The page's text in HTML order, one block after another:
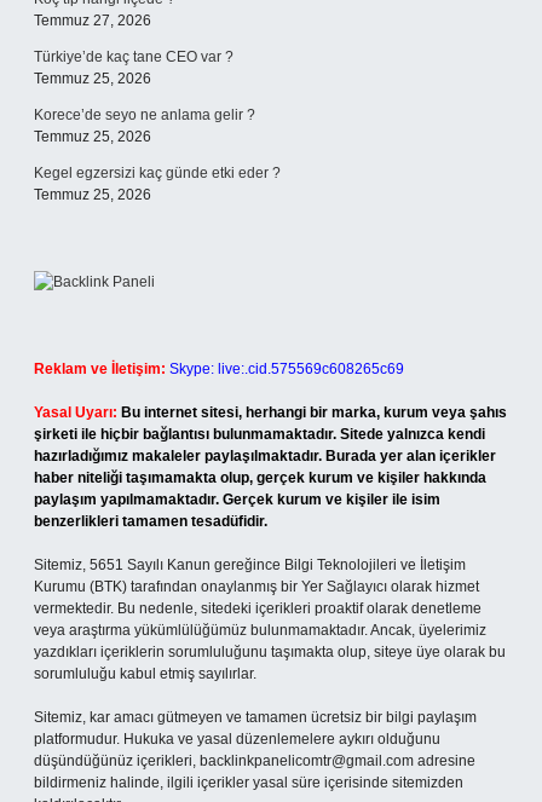
Temmuz 27, 2026
Türkiye’de kaç tane CEO var ?
Temmuz 25, 2026
Korece’de seyo ne anlama gelir ?
Temmuz 25, 2026
Kegel egzersizi kaç günde etki eder ?
Temmuz 25, 2026
Reklam ve İletişim: Skype: live:.cid.575569c608265c69
Yasal Uyarı: Bu internet sitesi, herhangi bir marka, kurum veya şahıs
şirketi ile hiçbir bağlantısı bulunmamaktadır. Sitede yalnızca kendi
hazırladığımız makaleler paylaşılmaktadır. Burada yer alan içerikler
haber niteliği taşımamakta olup, gerçek kurum ve kişiler hakkında
paylaşım yapılmamaktadır. Gerçek kurum ve kişiler ile isim
benzerlikleri tamamen tesadüfidir.
Sitemiz, 5651 Sayılı Kanun gereğince Bilgi Teknolojileri ve İletişim
Kurumu (BTK) tarafından onaylanmış bir Yer Sağlayıcı olarak hizmet
vermektedir. Bu nedenle, sitedeki içerikleri proaktif olarak denetleme
veya araştırma yükümlülüğümüz bulunmamaktadır. Ancak, üyelerimiz
yazdıkları içeriklerin sorumluluğunu taşımakta olup, siteye üye olarak bu
sorumluluğu kabul etmiş sayılırlar.
Sitemiz, kar amacı gütmeyen ve tamamen ücretsiz bir bilgi paylaşım
platformudur. Hukuka ve yasal düzenlemelere aykırı olduğunu
düşündüğünüz içerikleri, backlinkpanelicomtr@gmail.com adresine
bildirmeniz halinde, ilgili içerikler yasal süre içerisinde sitemizden